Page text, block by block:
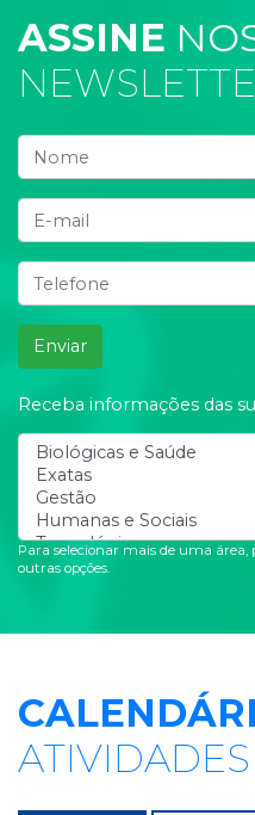
ASSINE
Enviar
Receba informações das
Para selecionar mais de uma área,
outras opções.
ATIVIDADES